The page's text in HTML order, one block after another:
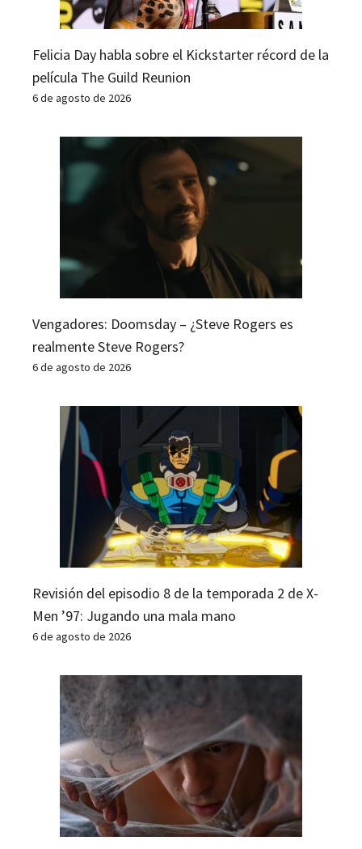
Felicia Day habla sobre el Kickstarter récord de la
película The Guild Reunion
6 de agosto de 2026
Vengadores: Doomsday – ¿Steve Rogers es
realmente Steve Rogers?
6 de agosto de 2026
Revisión del episodio 8 de la temporada 2 de X-
Men ’97: Jugando una mala mano
6 de agosto de 2026